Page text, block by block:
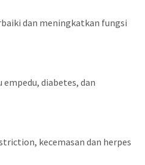
dan meningkatkan fungsi
diabetes, dan
kecemasan dan herpes